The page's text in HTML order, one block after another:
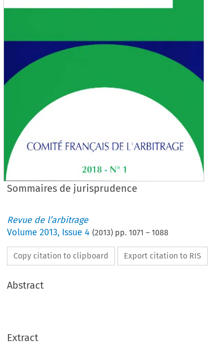
Sommaires de jurisprudence
Revue de l’arbitrage
Volume2013, Issue 4 (2013) pp.1071 –1088
Copy citation to clipboard Export citation to RIS
Abstract
Extract